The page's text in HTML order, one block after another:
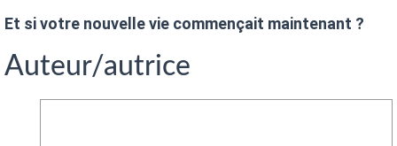
Et si votre nouvelle vie commençait maintenant ?
Auteur/autrice